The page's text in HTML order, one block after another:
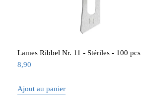
Lames Ribbel Nr. 11 - Stériles - 100 pcs
8,90
Ajout au panier